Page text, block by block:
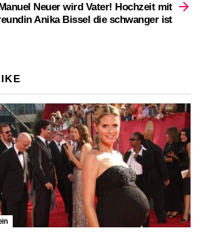
Manuel Neuer wird Vater! Hochzeit mit
Anika Bissel die schwanger ist